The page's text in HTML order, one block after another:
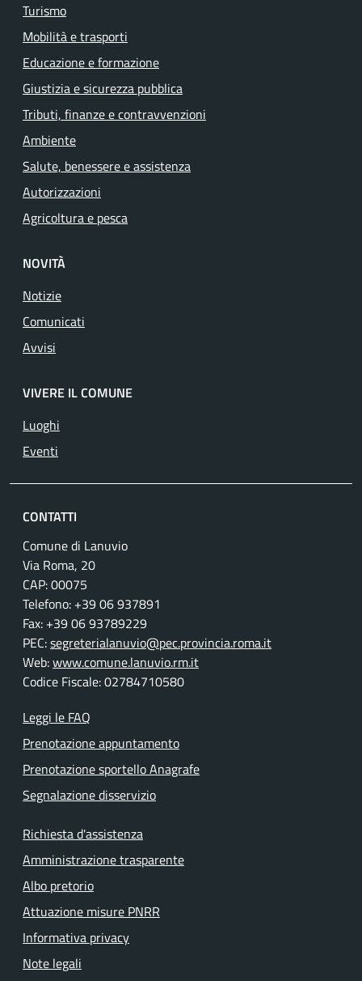
Turismo
Mobilità e trasporti
Educazione e formazione
Giustizia e sicurezza pubblica
Tributi, finanze e contravvenzioni
Ambiente
Salute, benessere e assistenza
Autorizzazioni
Agricoltura e pesca
NOVITÀ
Notizie
Comunicati
Avvisi
VIVERE IL COMUNE
Luoghi
Eventi
CONTATTI
Comune di Lanuvio
Via Roma, 20
CAP: 00075
Telefono: +39 06 937891
Fax: +39 06 93789229
PEC:segreterialanuvio@pec.provincia.roma.it
Web:www.comune.lanuvio.rm.it
Codice Fiscale: 02784710580
Leggi le FAQ
Prenotazione appuntamento
Prenotazione sportello Anagrafe
Segnalazione disservizio
Richiesta d'assistenza
Amministrazione trasparente
Albo pretorio
Attuazione misure PNRR
Informativa privacy
Note legali